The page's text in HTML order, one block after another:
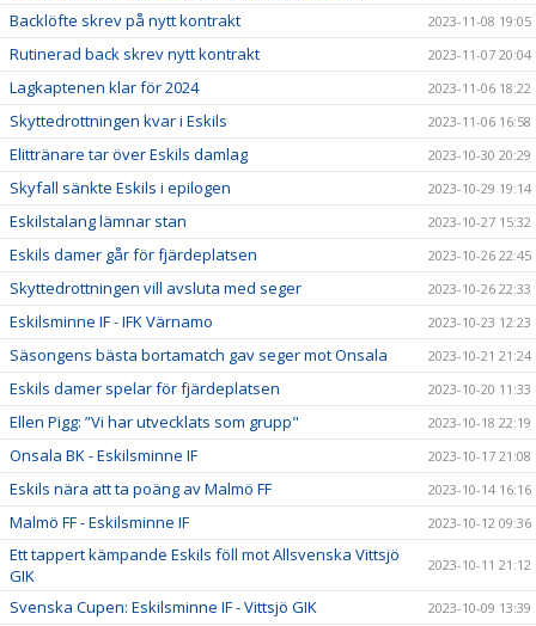
Backlöfte skrev på nytt kontrakt 2023-11-08 19:05
Rutinerad back skrev nytt kontrakt 2023-11-07 20:04
Lagkaptenen klar för 2024 2023-11-06 18:22
Skyttedrottningen kvar i Eskils 2023-11-06 16:58
Elittränare tar över Eskils damlag 2023-10-30 20:29
Skyfall sänkte Eskils i epilogen 2023-10-29 19:14
Eskilstalang lämnar stan 2023-10-27 15:32
Eskils damer går för fjärdeplatsen 2023-10-26 22:45
Skyttedrottningen vill avsluta med seger 2023-10-26 22:33
Eskilsminne IF - IFK Värnamo 2023-10-23 12:23
Säsongens bästa bortamatch gav seger mot Onsala 2023-10-21 21:24
Eskils damer spelar för fjärdeplatsen 2023-10-20 11:33
Ellen Pigg: ”Vi har utvecklats som grupp" 2023-10-18 22:19
Onsala BK - Eskilsminne IF 2023-10-17 21:08
Eskils nära att ta poäng av Malmö FF 2023-10-14 16:16
Malmö FF - Eskilsminne IF 2023-10-12 09:36
Ett tappert kämpande Eskils föll mot Allsvenska Vittsjö
GIK
2023-10-11 21:12
Svenska Cupen: Eskilsminne IF - Vittsjö GIK 2023-10-09 13:39